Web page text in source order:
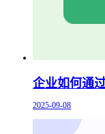
企业如何通
2025-09-08